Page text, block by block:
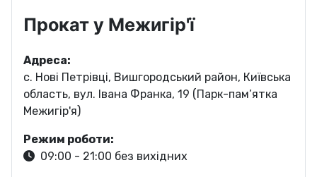
Прокат у Межигір'ї
Адреса:
c. Нові Петрівці, Вишгородський район, Київська
область, вул. Івана Франка, 19 (Парк-пам’ятка
Межигір'я)
Режим роботи:
09:00 - 21:00 без вихідних